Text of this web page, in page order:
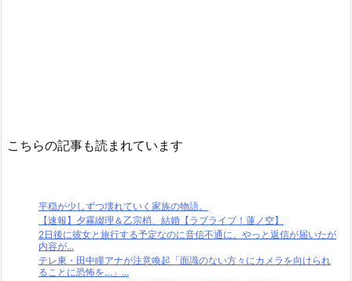
こちらの記事も読まれています
平穏が少しずつ壊れていく家族の物語。
【速報】夕霧綴理＆乙宗梢、結婚【ラブライブ！蓮ノ空】
2日後に彼女と旅行する予定なのに音信不通に。やっと返信が届いたが
内容が...
テレ東・田中瞳アナが注意喚起「面識のない方々にカメラを向けられ
ることに恐怖を…」...